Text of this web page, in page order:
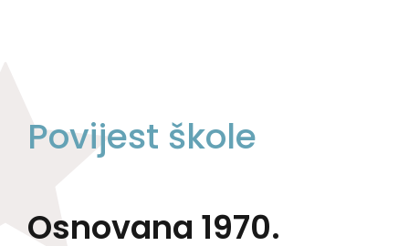
Povijest škole
Osnovana 1970.